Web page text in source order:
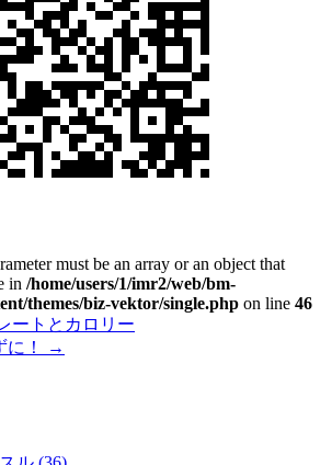
must be an array or an object that
in /home/users/1/imr2/web/bm-
themes/biz-vektor/single.php on line 46
ートとカロリー
に！
→